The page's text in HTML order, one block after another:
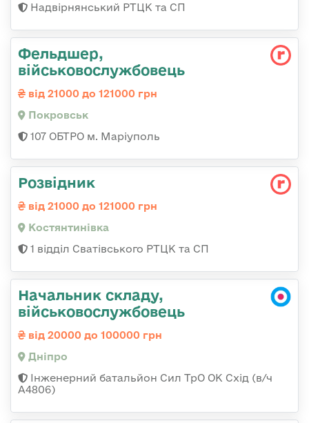
Надвірнянський РТЦК та СП
Фельдшер,
військовослужбовець
від 21000 до 121000 грн
Покровськ
107 ОБТРО м. Маріуполь
Розвідник
від 21000 до 121000 грн
Костянтинівка
1 відділ Сватівського РТЦК та СП
Начальник складу,
військовослужбовець
від 20000 до 100000 грн
Дніпро
Інженерний батальйон Сил ТрО ОК Схід (в/ч
А4806)